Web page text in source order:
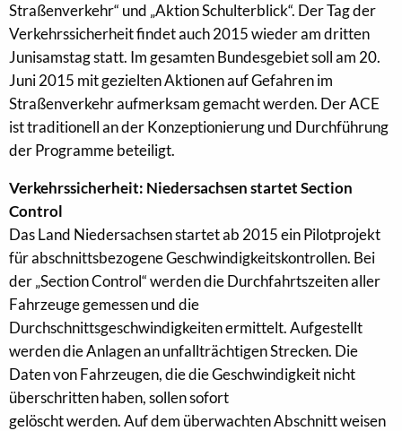
Straßenverkehr“ und „Aktion Schulterblick“. Der Tag der
Verkehrssicherheit findet auch 2015 wieder am dritten
Junisamstag statt. Im gesamten Bundesgebiet soll am 20.
Juni 2015 mit gezielten Aktionen auf Gefahren im
Straßenverkehr aufmerksam gemacht werden. Der ACE
ist traditionell an der Konzeptionierung und Durchführung
der Programme beteiligt.
Verkehrssicherheit: Niedersachsen startet Section
Control
Das Land Niedersachsen startet ab 2015 ein Pilotprojekt
für abschnittsbezogene Geschwindigkeitskontrollen. Bei
der „Section Control“ werden die Durchfahrtszeiten aller
Fahrzeuge gemessen und die
Durchschnittsgeschwindigkeiten ermittelt. Aufgestellt
werden die Anlagen an unfallträchtigen Strecken. Die
Daten von Fahrzeugen, die die Geschwindigkeit nicht
überschritten haben, sollen sofort
gelöscht werden. Auf dem überwachten Abschnitt weisen